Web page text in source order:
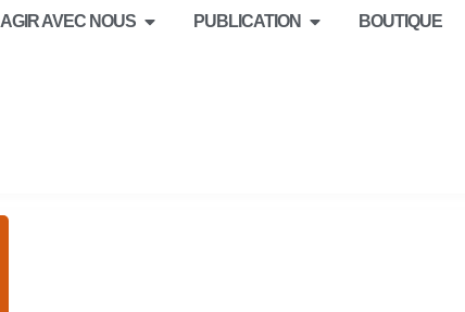
AGIR AVEC NOUS PUBLICATION BOUTIQUE